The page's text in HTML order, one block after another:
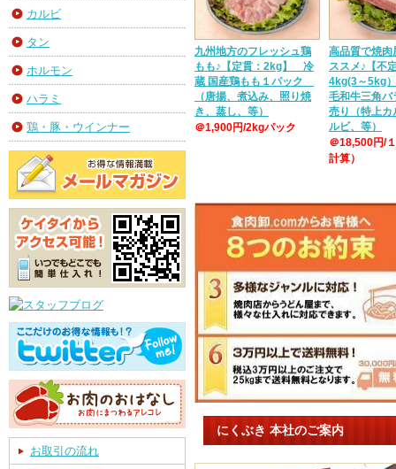
カルビ
タン
ホルモン
ハラミ
鶏・豚・ウインナー
お取引の流れ
九州地方のフレッシュ鶏
もも♪【定貫：2kg】 冷
蔵 国産鶏もも１パック
（唐揚、煮込み、照り焼
き、蒸し、等）
＠1,900円/2kgパック
高品質で焼肉
ススメ♪【不
4kg(3～5kg
毛和牛三角バ
売り（特上カ
ルビ、等）
＠18,500円/
計算）
にくぶき 本社のご案内